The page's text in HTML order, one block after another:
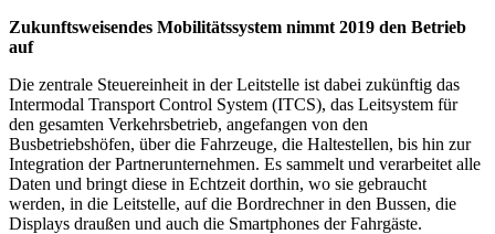
Zukunftsweisendes Mobilitätssystem nimmt 2019 den Betrieb
auf
Die zentrale Steuereinheit in der Leitstelle ist dabei zukünftig das
Intermodal Transport Control System (ITCS), das Leitsystem für
den gesamten Verkehrsbetrieb, angefangen von den
Busbetriebshöfen, über die Fahrzeuge, die Haltestellen, bis hin zur
Integration der Partnerunternehmen. Es sammelt und verarbeitet alle
Daten und bringt diese in Echtzeit dorthin, wo sie gebraucht
werden, in die Leitstelle, auf die Bordrechner in den Bussen, die
Displays draußen und auch die Smartphones der Fahrgäste.